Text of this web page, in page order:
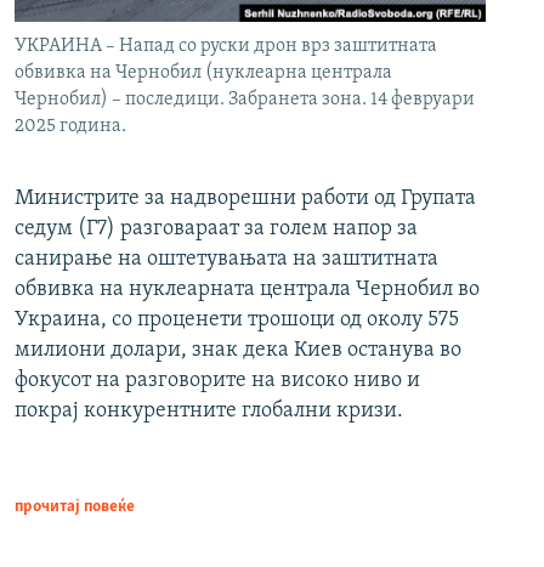
УКРАИНА – Напад со руски дрон врз заштитната
обвивка на Чернобил (нуклеарна централа
Чернобил) – последици. Забранета зона. 14 февруари
2025 година.
Министрите за надворешни работи од Групата
седум (Г7) разговараат за голем напор за
санирање на оштетувањата на заштитната
обвивка на нуклеарната централа Чернобил во
Украина, со проценети трошоци од околу 575
милиони долари, знак дека Киев останува во
фокусот на разговорите на високо ниво и
покрај конкурентните глобални кризи.
прочитај повеќе